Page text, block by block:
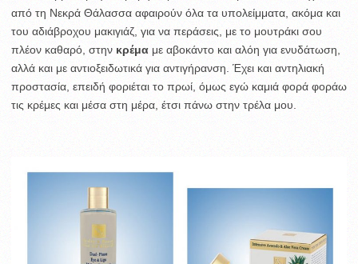
από τη Νεκρά Θάλασσα αφαιρούν όλα τα υπολείμματα, ακόμα και
του αδιάβροχου μακιγιάζ, για να περάσεις, με το μουτράκι σου
πλέον καθαρό, στην κρέμα με αβοκάντο και αλόη για ενυδάτωση,
αλλά και με αντιοξειδωτικά για αντιγήρανση. Έχει και αντηλιακή
προστασία, επειδή φοριέται το πρωί, όμως εγώ καμιά φορά φοράω
τις κρέμες και μέσα στη μέρα, έτσι πάνω στην τρέλα μου.